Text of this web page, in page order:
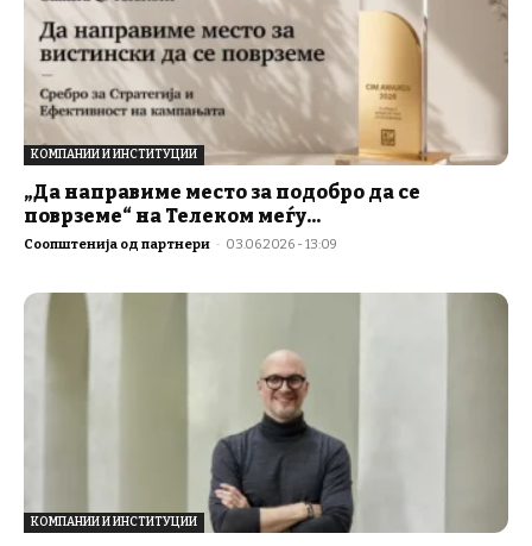
КОМПАНИИ И ИНСТИТУЦИИ
„Да направиме место за подобро да се
поврземе“ на Телеком меѓу...
Соопштенија од партнери - 03.06.2026 - 13:09
КОМПАНИИ И ИНСТИТУЦИИ